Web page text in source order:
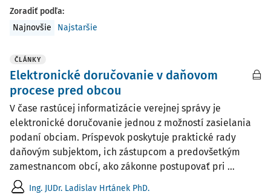
Zoradiť podľa:
Najnovšie
Najstaršie
ČLÁNKY
Elektronické doručovanie v daňovom
procese pred obcou
V čase rastúcej informatizácie verejnej správy je
elektronické doručovanie jednou z možností zasielania
podaní obciam. Príspevok poskytuje praktické rady
daňovým subjektom, ich zástupcom a predovšetkým
zamestnancom obcí, ako zákonne postupovať pri ...
Ing. JUDr. Ladislav Hrtánek PhD.